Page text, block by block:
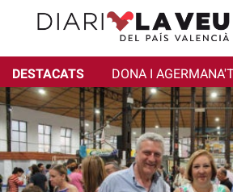
DESTACATS DONA I